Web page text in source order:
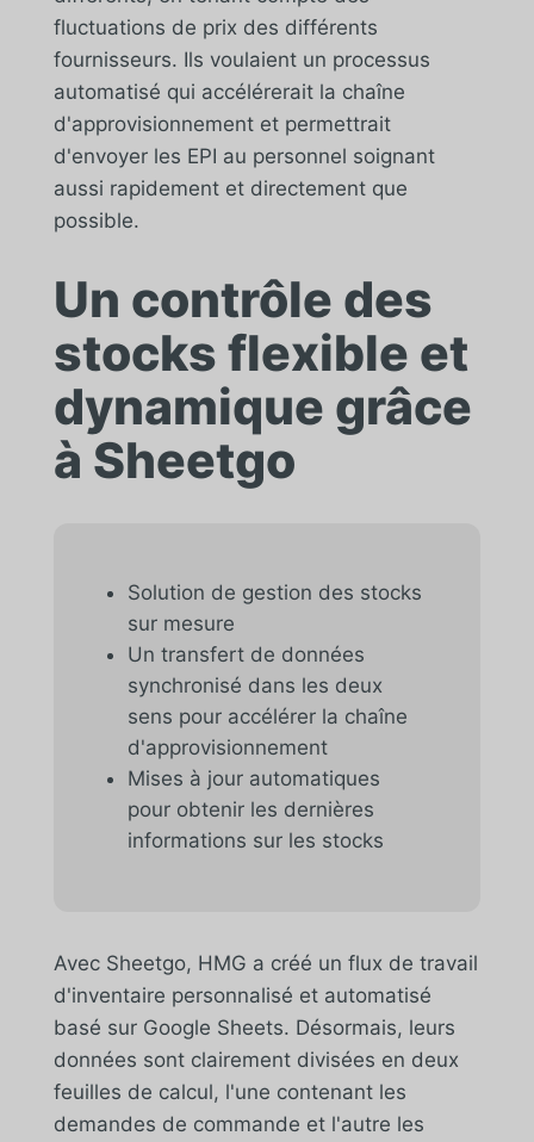
fluctuations de prix des différents
fournisseurs. Ils voulaient un processus
automatisé qui accélérerait la chaîne
d'approvisionnement et permettrait
d'envoyer les EPI au personnel soignant
aussi rapidement et directement que
possible.
Un contrôle des
stocks flexible et
dynamique grâce
à Sheetgo
Solution de gestion des stocks
sur mesure
Un transfert de données
synchronisé dans les deux
sens pour accélérer la chaîne
d'approvisionnement
Mises à jour automatiques
pour obtenir les dernières
informations sur les stocks
Avec Sheetgo, HMG a créé un flux de travail
d'inventaire personnalisé et automatisé
basé sur Google Sheets. Désormais, leurs
données sont clairement divisées en deux
feuilles de calcul, l'une contenant les
demandes de commande et l'autre les